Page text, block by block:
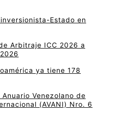
Estado en
Arbitraje ICC 2026 a
ya tiene 178
Venezolano de
(AVANI) Nro. 6